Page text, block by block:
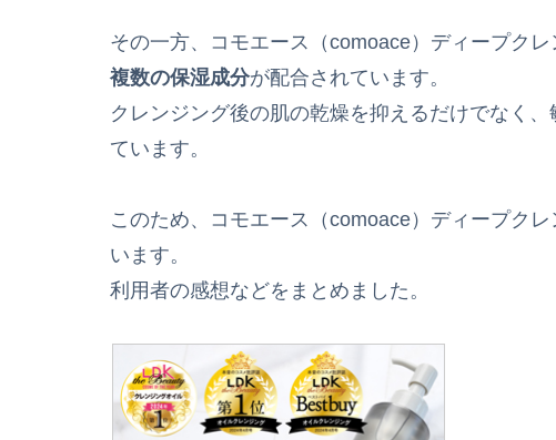
その一方、コモエース（comoace）ディープクレ
複数の保湿成分が配合されています。
クレンジング後の肌の乾燥を抑えるだけでなく
ています。
このため、コモエース（comoace）ディープク
います。
利用者の感想などをまとめました。